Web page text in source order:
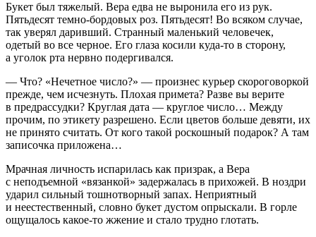
Букет был тяжелый. Вера едва не выронила его из рук.
Пятьдесят темно-бордовых роз. Пятьдесят! Во всяком случае,
так уверял даривший. Странный маленький человечек,
одетый во все черное. Его глаза косили куда-то в сторону,
а уголок рта нервно подергивался.
— Что? «Нечетное число?» — произнес курьер скороговоркой
прежде, чем исчезнуть. Плохая примета? Разве вы верите
в предрассудки? Круглая дата — круглое число… Между
прочим, по этикету разрешено. Если цветов больше девяти, их
не принято считать. От кого такой роскошный подарок? А там
записочка приложена…
Мрачная личность испарилась как призрак, а Вера
с неподъемной «вязанкой» задержалась в прихожей. В ноздри
ударил сильный тошнотворный запах. Неприятный
и неестественный, словно букет дустом опрыскали. В горле
ощущалось какое-то жжение и стало трудно глотать.